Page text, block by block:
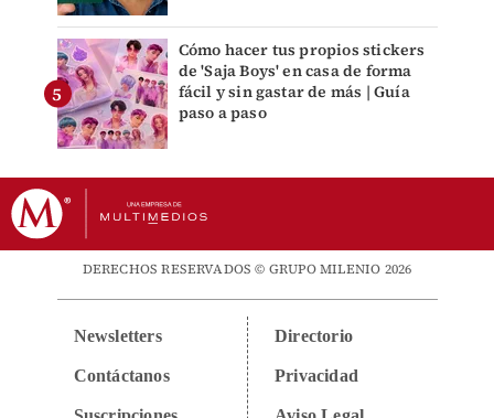
Cómo hacer tus propios stickers
de 'Saja Boys' en casa de forma
fácil y sin gastar de más | Guía
paso a paso
DERECHOS RESERVADOS © GRUPO MILENIO 2026
Newsletters
Contáctanos
Directorio
Privacidad